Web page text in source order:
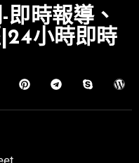
時報導、
小時即時